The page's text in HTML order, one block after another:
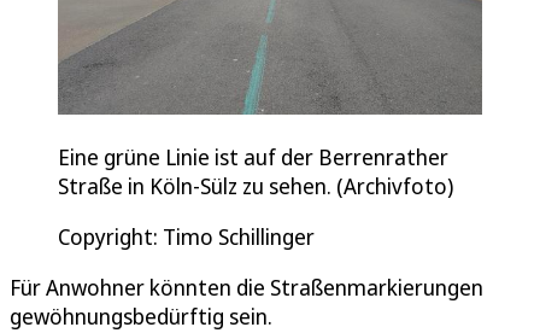
Eine grüne Linie ist auf der Berrenrather
Straße in Köln-Sülz zu sehen. (Archivfoto)
Copyright: Timo Schillinger
Für Anwohner könnten die Straßenmarkierungen
gewöhnungsbedürftig sein.